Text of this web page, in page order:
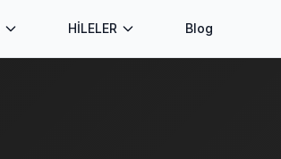
HİLELER Blog